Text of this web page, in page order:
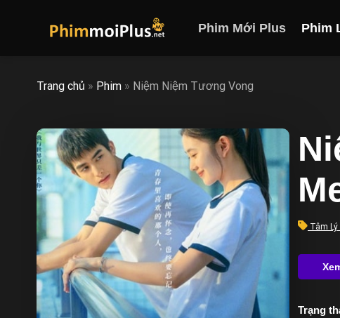
Phim Mới Plus Phim
Trang chủ » Phim » Niệm Niệm Tương Vong
Tâm
Trạng